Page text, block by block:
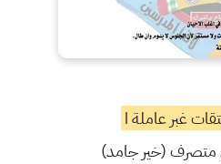
غبر عاملة ا
متصرف (خير جامد)